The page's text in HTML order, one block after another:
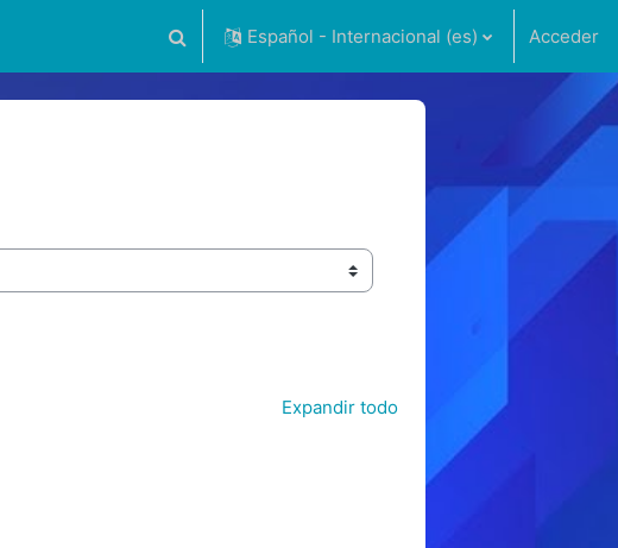
Selector de búsqueda de entrada
Español - Internacional ‎(es)‎ Acceder
Expandir todo